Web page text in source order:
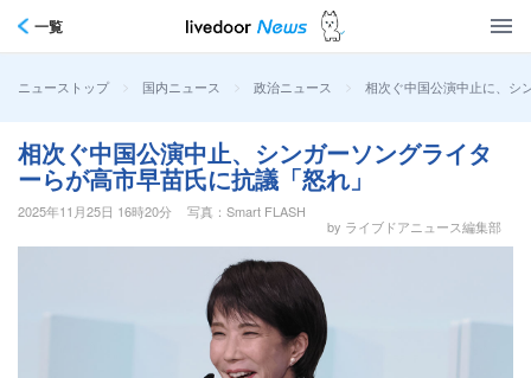
一覧
ニューストップ > 国内ニュース > 政治ニュース > 相次ぐ中国公演中止に、シ
相次ぐ中国公演中止、シンガーソングライタ
ーらが高市早苗氏に抗議「怒れ」
2025年11月25日 16時20分
写真：Smart FLASH
by ライブドアニュース編集部